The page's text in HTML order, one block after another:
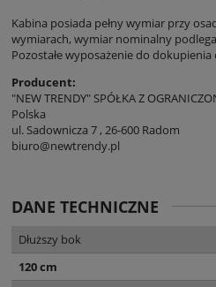
Kabina posiada pełny wymiar przy
wymiarach, wymiar nominalny
Pozostałe wyposażenie do
Producent:
"NEW TRENDY" SPÓŁKA Z
Polska
ul. Sadownicza 7 , 26-600 Radom
biuro@newtrendy.pl
DANE TECHNICZNE
Dłuższy bok
120 cm